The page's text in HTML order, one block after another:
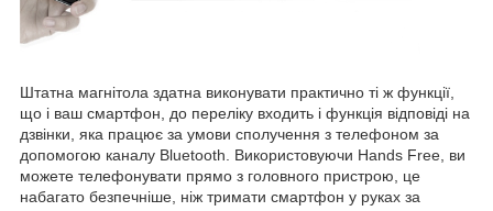
Штатна магнітола здатна виконувати практично ті ж функції,
що і ваш смартфон, до переліку входить і функція відповіді на
дзвінки, яка працює за умови сполучення з телефоном за
допомогою каналу Bluetooth. Використовуючи Hands Free, ви
можете телефонувати прямо з головного пристрою, це
набагато безпечніше, ніж тримати смартфон у руках за